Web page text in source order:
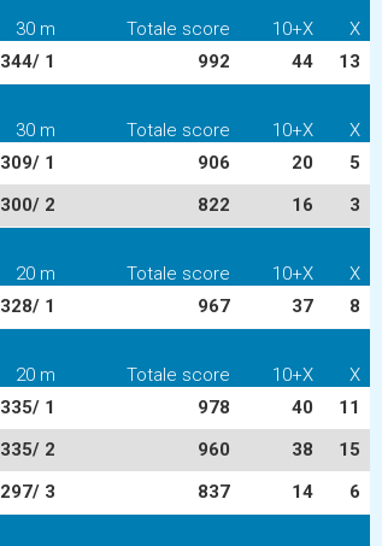
30 m Totale score 10+X
X
344/ 1 992 44 13
30 m Totale score 10+X
X
309/ 1 906 20
5
300/ 2 822 16 3
20 m Totale score 10+X
X
328/ 1 967 37 8
20 m Totale score 10+X
X
335/ 1 978 40
11
335/ 2 960 38
15
297/ 3 837 14 6